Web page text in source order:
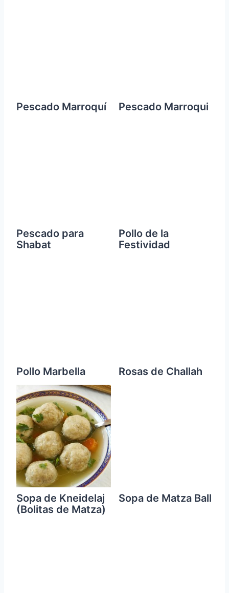
Pescado Marroquí Pescado Marroqui
Pescado para
Shabat
Pollo de la
Festividad
Pollo Marbella Rosas de Challah
Sopa de Kneidelaj
(Bolitas de Matza)
Sopa de Matza Ball